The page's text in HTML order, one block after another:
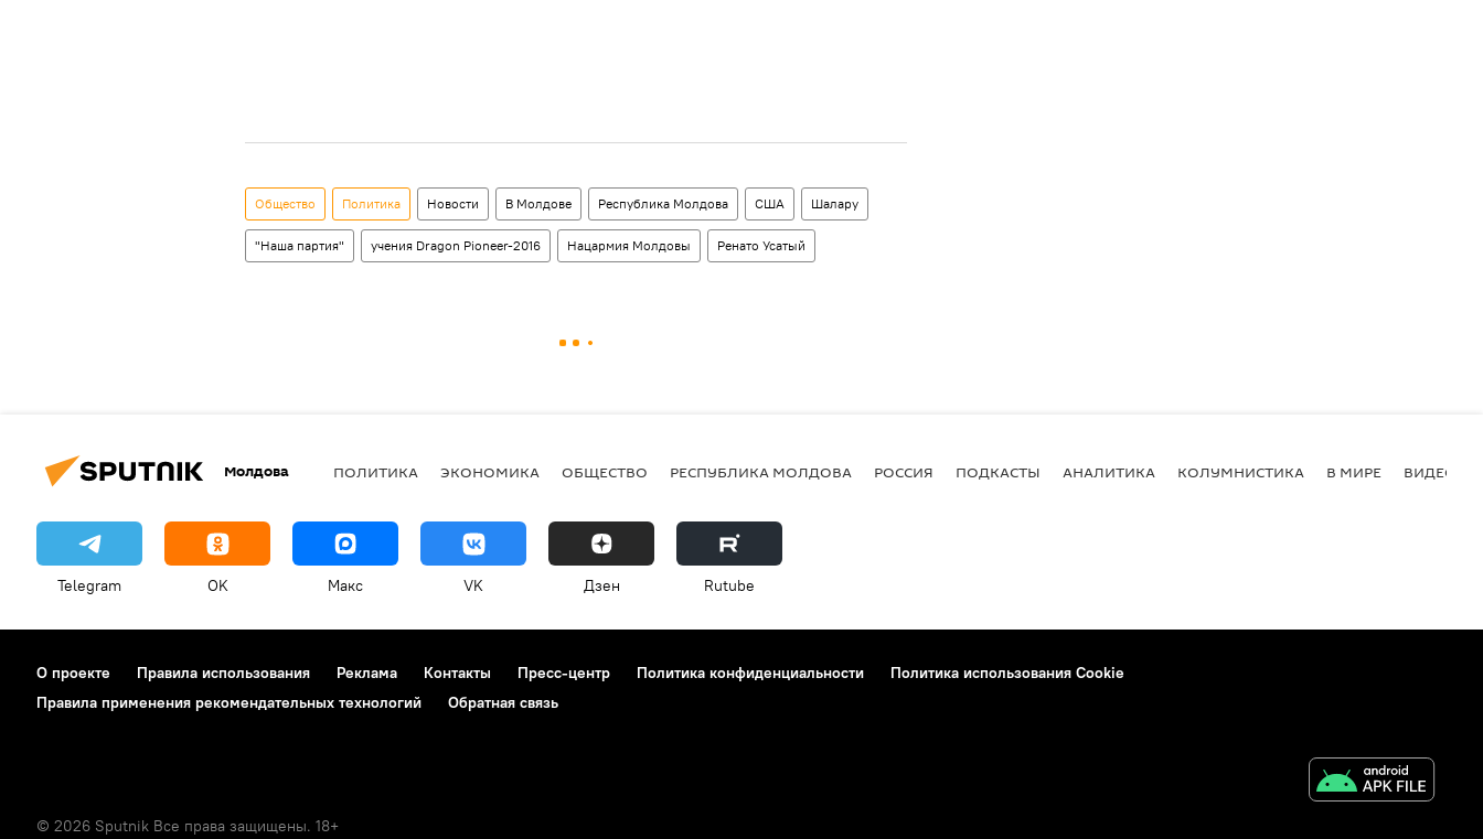
Общество Политика Новости В Молдове Республика Молдова США Шалару
"Наша партия" учения Dragon Pioneer-2016 Нацармия Молдовы Ренато Усатый
Молдова ПОЛИТИКА ЭКОНОМИКА ОБЩЕСТВО РЕСПУБЛИКА МОЛДОВА РОССИЯ ПОДКАСТЫ АНАЛИТИКА КОЛУМНИСТИКА В МИРЕ ВИДЕО
Telegram OK Макс VK Дзен Rutube
О проекте Правила использования Реклама Контакты Пресс-центр Политика конфиденциальности
Политика использования Cookie
Правила применения рекомендательных технологий
Обратная связь
© 2026 Sputnik Все права защищены. 18+